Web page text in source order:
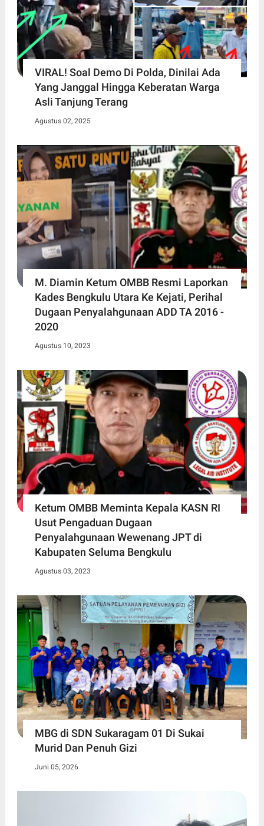
VIRAL! Soal Demo Di Polda, Dinilai Ada
Yang Janggal Hingga Keberatan Warga
Asli Tanjung Terang
Agustus 02, 2025
M. Diamin Ketum OMBB Resmi Laporkan
Kades Bengkulu Utara Ke Kejati, Perihal
Dugaan Penyalahgunaan ADD TA 2016 -
2020
Agustus 10, 2023
Ketum OMBB Meminta Kepala KASN RI
Usut Pengaduan Dugaan
Penyalahgunaan Wewenang JPT di
Kabupaten Seluma Bengkulu
Agustus 03, 2023
MBG di SDN Sukaragam 01 Di Sukai
Murid Dan Penuh Gizi
Juni 05, 2026